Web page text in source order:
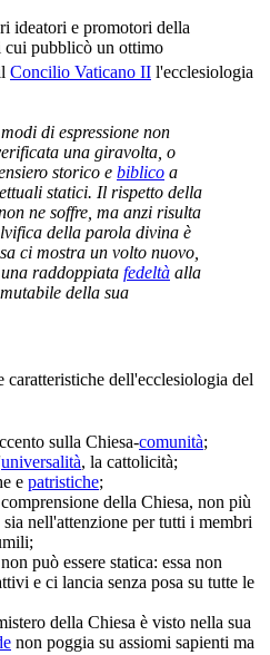
ideatori e promotori della
cui pubblicò un ottimo
Concilio Vaticano II l'ecclesiologia
di espressione non
una giravolta, o
storico e biblico a
statici. Il rispetto della
ne soffre, ma anzi risulta
della parola divina è
ci mostra un volto nuovo,
raddoppiata fedeltà alla
della sua
caratteristiche dell'ecclesiologia del
sulla Chiesa-comunità;
universalità, la cattolicità;
e patristiche;
della Chiesa, non più
nell'attenzione per tutti i membri
può essere statica: essa non
e ci lancia senza posa su tutte le
della Chiesa è visto nella sua
non poggia su assiomi sapienti ma